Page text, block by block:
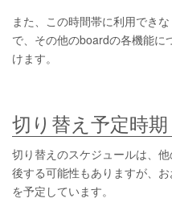
また、この時間帯に利用でき
で、その他のboardの各機能に
けます。
切り替え予定時期
切り替えのスケジュールは、
後する可能性もありますが、
を予定しています。